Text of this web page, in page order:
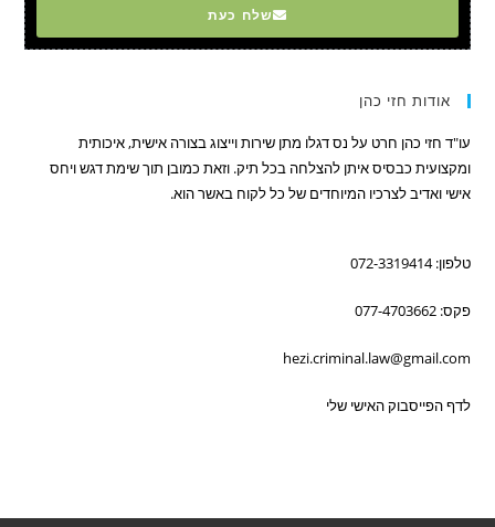
שלח כעת
אודות חזי כהן
עו"ד חזי כהן חרט על נס דגלו מתן שירות וייצוג בצורה אישית, איכותית
ומקצועית כבסיס איתן להצלחה בכל תיק. וזאת כמובן תוך שימת דגש ויחס
אישי ואדיב לצרכיו המיוחדים של כל לקוח באשר הוא.
טלפון: 072-3319414
פקס: 077-4703662
hezi.criminal.law@gmail.com
לדף הפייסבוק האישי שלי